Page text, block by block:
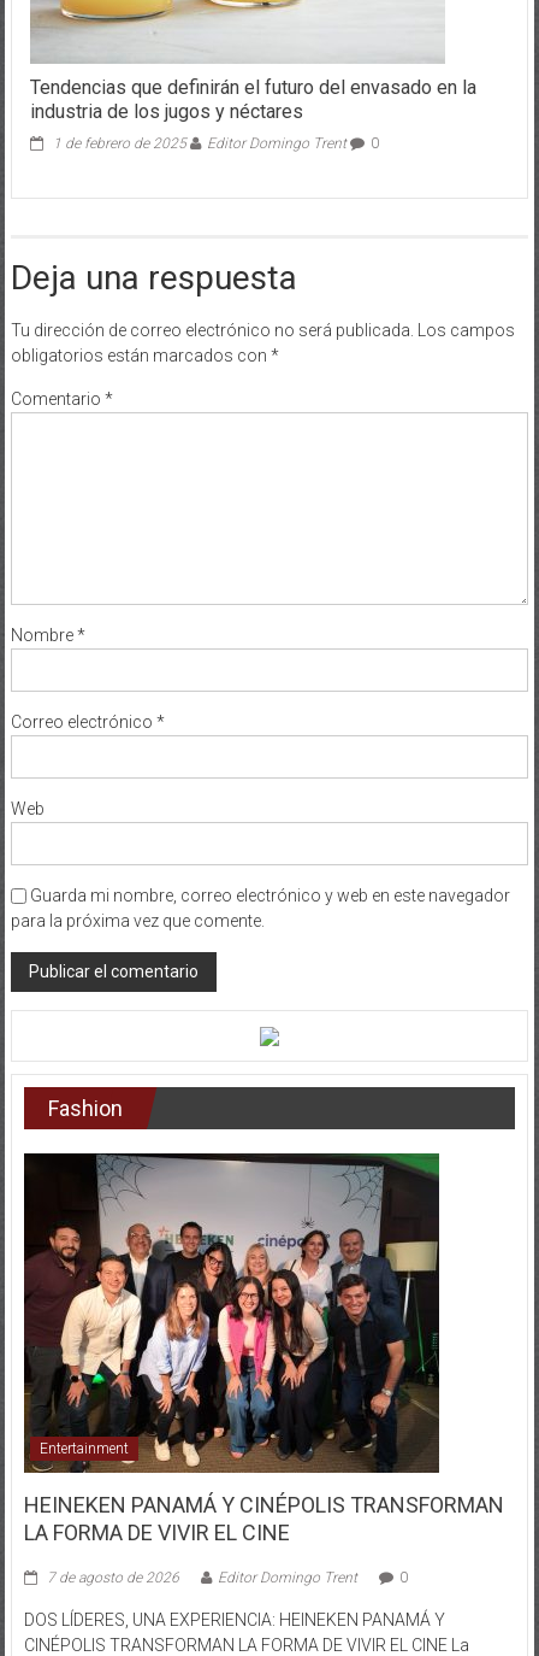
Tendencias que definirán el futuro del envasado en la
industria de los jugos y néctares
1 de febrero de 2025 Editor Domingo Trent 0
Deja una respuesta
Tu dirección de correo electrónico no será publicada.
Los campos
obligatorios están marcados con *
Comentario *
Nombre*
Correo electrónico *
Web
Guarda mi nombre, correo electrónico y web en este navegador
para la próxima vez que comente.
Fashion
Entertainment
HEINEKEN PANAMÁ Y CINÉPOLIS TRANSFORMAN
LA FORMA DE VIVIR EL CINE
7 de agosto de 2026 Editor Domingo Trent 0
DOS LÍDERES, UNA EXPERIENCIA: HEINEKEN PANAMÁ Y
CINÉPOLIS TRANSFORMAN LA FORMA DE VIVIR EL CINE La